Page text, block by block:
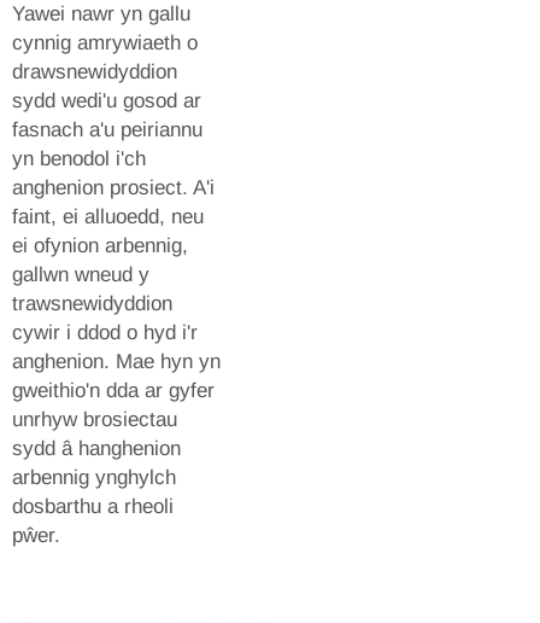
Yawei nawr yn gallu
cynnig amrywiaeth o
drawsnewidyddion
sydd wedi'u gosod ar
fasnach a'u peiriannu
yn benodol i'ch
anghenion prosiect. A'i
faint, ei alluoedd, neu
ei ofynion arbennig,
gallwn wneud y
trawsnewidyddion
cywir i ddod o hyd i'r
anghenion. Mae hyn yn
gweithio'n dda ar gyfer
unrhyw brosiectau
sydd â hanghenion
arbennig ynghylch
dosbarthu a rheoli
pŵer.